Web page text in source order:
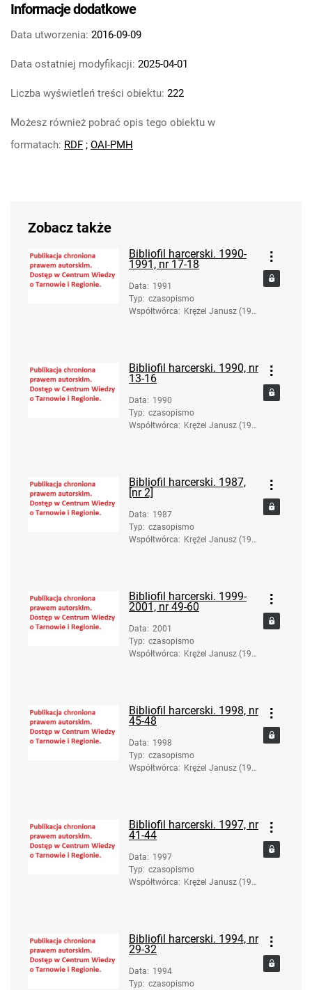
Informacje dodatkowe
Data utworzenia: 2016-09-09
Data ostatniej modyfikacji: 2025-04-01
Liczba wyświetleń treści obiektu: 222
Możesz również pobrać opis tego obiektu w
formatach: RDF ; OAI-PMH
Zobacz także
Bibliofil harcerski. 1990-
1991, nr 17-18
Data: 1991
Typ: czasopismo
Współtwórca: Krężel Janusz (193
Bibliofil harcerski. 1990, nr
13-16
Data: 1990
Typ: czasopismo
Współtwórca: Krężel Janusz (193
Bibliofil harcerski. 1987,
[nr 2]
Data: 1987
Typ: czasopismo
Współtwórca: Krężel Janusz (193
Bibliofil harcerski. 1999-
2001, nr 49-60
Data: 2001
Typ: czasopismo
Współtwórca: Krężel Janusz (193
Bibliofil harcerski. 1998, nr
45-48
Data: 1998
Typ: czasopismo
Współtwórca: Krężel Janusz (193
Bibliofil harcerski. 1997, nr
41-44
Data: 1997
Typ: czasopismo
Współtwórca: Krężel Janusz (193
Bibliofil harcerski. 1994, nr
29-32
Data: 1994
Typ: czasopismo